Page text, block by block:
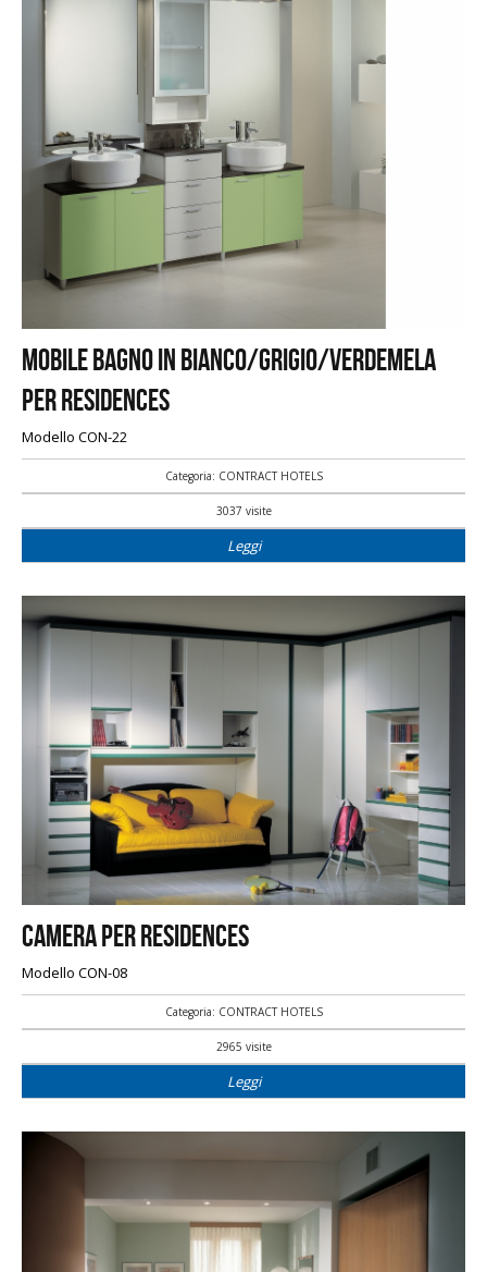
Mobile bagno in bianco/grigio/verdemela
per residences
Modello CON-22
Categoria: CONTRACT HOTELS
3037 visite
Leggi
Camera per residences
Modello CON-08
Categoria: CONTRACT HOTELS
2965 visite
Leggi